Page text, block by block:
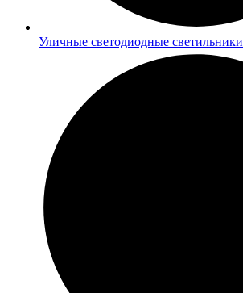
Уличные светодиодные светильники